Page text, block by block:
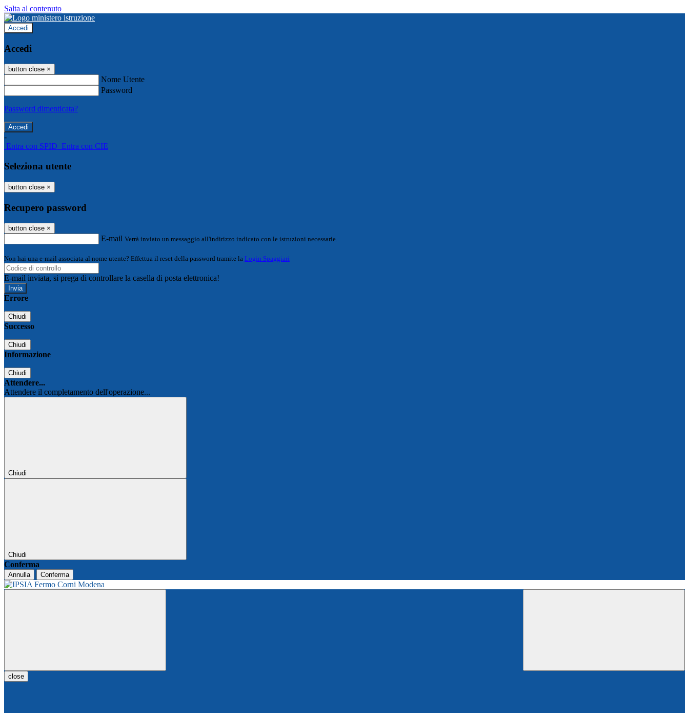
Salta al contenuto
Accedi
Accedi
button close ×
Nome Utente
Password
Password dimenticata?
-
Entra con SPID Entra con CIE
Seleziona utente
button close ×
Recupero password
button close ×
E-mail Verrà inviato un messaggio all'indirizzo indicato con le istruzioni necessarie.
Non hai una e-mail associata al nome utente? Effettua il reset della password tramite la Login Spaggiari
E-mail inviata, si prega di controllare la casella di posta elettronica!
Errore
Chiudi
Successo
Chiudi
Informazione
Chiudi
Attendere...
Attendere il completamento dell'operazione...
Chiudi
Chiudi
Conferma
Annulla Conferma
close